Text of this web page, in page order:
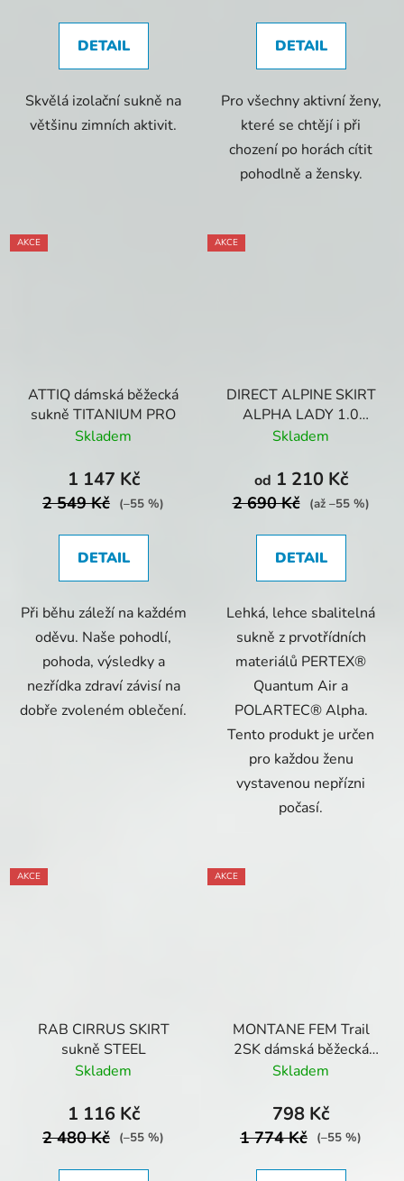
DETAIL
Skvělá izolační sukně na
většinu zimních aktivit.
DETAIL
Pro všechny aktivní ženy,
které se chtějí i při
chození po horách cítit
pohodlně a žensky.
AKCE
ATTIQ dámská běžecká
sukně TITANIUM PRO
Skladem
1 147 Kč
2 549 Kč (–55 %)
DETAIL
Při běhu záleží na každém
oděvu. Naše pohodlí,
pohoda, výsledky a
nezřídka zdraví závisí na
dobře zvoleném oblečení.
AKCE
DIRECT ALPINE SKIRT
ALPHA LADY 1.0
zateplená sukně indigo
Skladem
od 1 210 Kč
2 690 Kč (až –55 %)
DETAIL
Lehká, lehce sbalitelná
sukně z prvotřídních
materiálů PERTEX®
Quantum Air a
POLARTEC® Alpha.
Tento produkt je určen
pro každou ženu
vystavenou nepřízni
počasí.
AKCE
RAB CIRRUS SKIRT
sukně STEEL
Skladem
1 116 Kč
2 480 Kč (–55 %)
AKCE
MONTANE FEM Trail
2SK dámská běžecká
sukně Cerulean Blue
Skladem
798 Kč
1 774 Kč (–55 %)